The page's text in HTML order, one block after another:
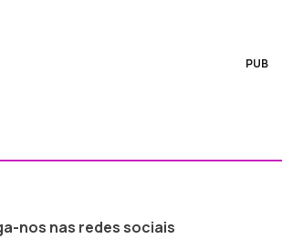
PUB
nos nas redes sociais